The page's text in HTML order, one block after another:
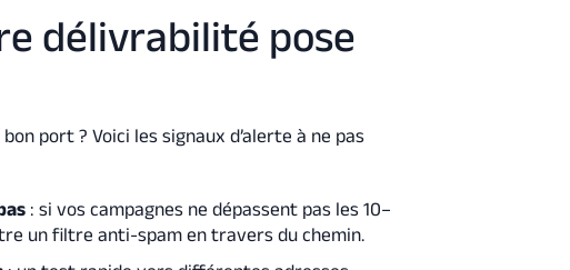
délivrabilité pose
port ? Voici les signaux d’alerte à ne pas
: si vos campagnes ne dépassent pas les 10–
un filtre anti-spam en travers du chemin.